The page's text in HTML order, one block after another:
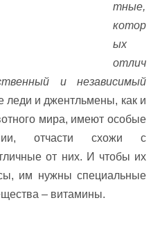
тные,
котор
ых
отлич
и независимый
и джентльмены, как и
мира, имеют особые
отчасти схожи с
от них. И чтобы их
им нужны специальные
– витамины.